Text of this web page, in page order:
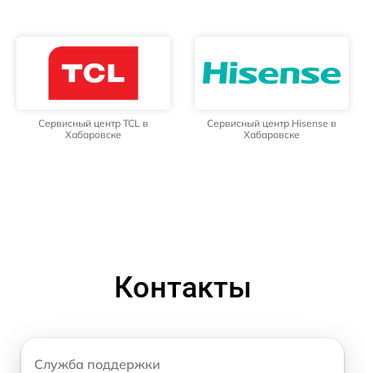
Сервисный центр TCL в
Хабаровске
Сервисный центр Hisense в
Хабаровске
Контакты
Служба поддержки